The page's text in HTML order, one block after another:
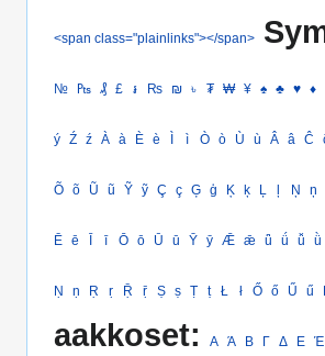
<span class="plainlinks"></span>
№ ₧ ₰ £ ៛ ₨ ₪ ৳ ₮ ₩ ¥ ♠ ♣ ♥ ♦
ý Ź ź À à È è Ì ì Ò ò Ù ù Â â Ĉ
Õ õ Ũ ũ Ỹ ỹ Ç ç Ģ ģ Ķ ķ Ļ ļ Ņ ņ
Ē ē Ī ī Ō ō Ū ū Ȳ ȳ Ǣ ǣ ǖ ǘ ǚ ǜ
Ṇ ṇ Ṛ ṛ Ṝ ṝ Ṣ ṣ Ṭ ṭ Ł ł Ő ő Ű ű
aakkoset: Α Ά Β Γ Δ Ε Έ